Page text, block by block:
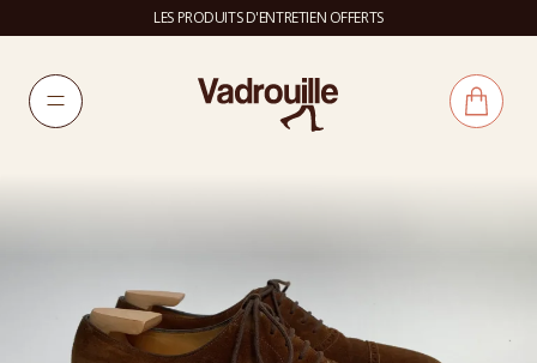
LES PRODUITS D'ENTRETIEN OFFERTS